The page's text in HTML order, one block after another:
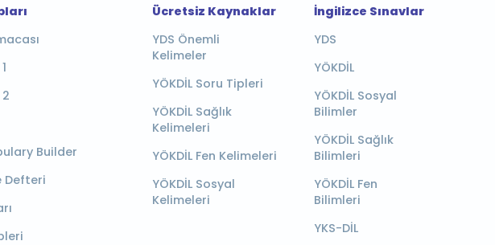
Builder
Defteri
Ücretsiz Kaynaklar
YDS Önemli
Kelimeler
YÖKDİL Soru Tipleri
YÖKDİL Sağlık
Kelimeleri
YÖKDİL Fen Kelimeleri
YÖKDİL Sosyal
Kelimeleri
İngilizce Sınavlar
YDS
YÖKDİL
YÖKDİL Sosyal
Bilimler
YÖKDİL Sağlık
Bilimleri
YÖKDİL Fen
Bilimleri
YKS-DİL